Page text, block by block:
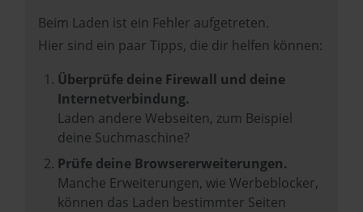
Beim Laden ist ein Fehler aufgetreten.
Hier sind ein paar Tipps, die dir helfen können:
Überprüfe deine Firewall und deine
Internetverbindung.
Laden andere Webseiten, zum Beispiel
deine Suchmaschine?
Prüfe deine Browsererweiterungen.
Manche Erweiterungen, wie Werbeblocker,
können das Laden bestimmter Seiten